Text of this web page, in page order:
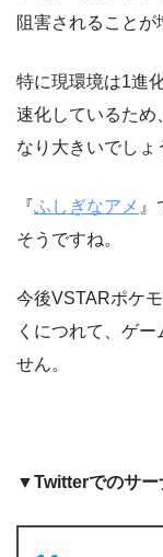
阻害されることが
特に現環境は1進
速化しているため
なり大きいでしょ
『ふしぎなアメ
そうですね。
今後VSTARポケ
くにつれて、ゲ
せん。
▼Twitterでのサー